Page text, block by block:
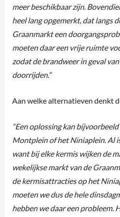
meer beschikbaar zijn.
heel lang opgemerkt, dat langs
Graanmarkt een
moeten daar een vrije ruimte
zodat de brandweer in geval
doorrijden.”
Aan welke alternatieven denkt
“Een oplossing kan
Montplein of het Niniaplein. Al
want bij elke kermis wijken de
wekelijkse markt van de
de kermisattracties op het
moeten we dus de hele
hebben we daar een probleem.